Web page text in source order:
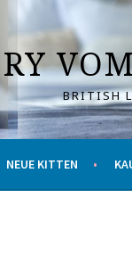
BRITISH
NEUE KITTEN